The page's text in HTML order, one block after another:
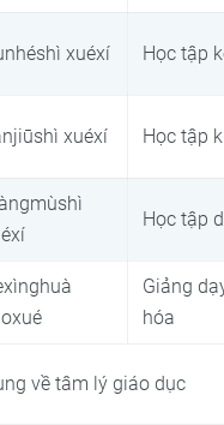
xuéxí Học tập
xuéxí Học tập
Học tập
Giảng
hóa
về tâm lý giáo dục